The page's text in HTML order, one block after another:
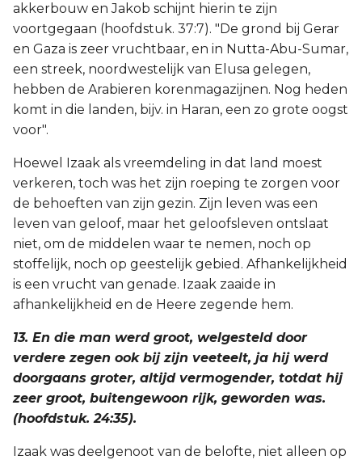
akkerbouw en Jakob schijnt hierin te zijn
voortgegaan (hoofdstuk. 37:7). "De grond bij Gerar
en Gaza is zeer vruchtbaar, en in Nutta-Abu-Sumar,
een streek, noordwestelijk van Elusa gelegen,
hebben de Arabieren korenmagazijnen. Nog heden
komt in die landen, bijv. in Haran, een zo grote oogst
voor".
Hoewel Izaak als vreemdeling in dat land moest
verkeren, toch was het zijn roeping te zorgen voor
de behoeften van zijn gezin. Zijn leven was een
leven van geloof, maar het geloofsleven ontslaat
niet, om de middelen waar te nemen, noch op
stoffelijk, noch op geestelijk gebied. Afhankelijkheid
is een vrucht van genade. Izaak zaaide in
afhankelijkheid en de Heere zegende hem.
13. En die man werd groot, welgesteld door
verdere zegen ook bij zijn veeteelt, ja hij werd
doorgaans groter, altijd vermogender, totdat hij
zeer groot, buitengewoon rijk, geworden was.
(hoofdstuk. 24:35).
Izaak was deelgenoot van de belofte, niet alleen op